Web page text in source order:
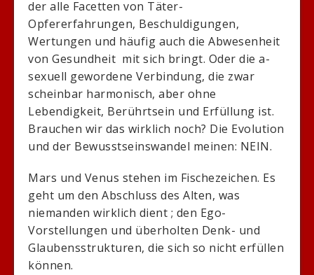
der alle Facetten von Täter-
Opfererfahrungen, Beschuldigungen,
Wertungen und häufig auch die Abwesenheit
von Gesundheit mit sich bringt. Oder die a-
sexuell gewordene Verbindung, die zwar
scheinbar harmonisch, aber ohne
Lebendigkeit, Berührtsein und Erfüllung ist.
Brauchen wir das wirklich noch? Die Evolution
und der Bewusstseinswandel meinen: NEIN.
Mars und Venus stehen im Fischezeichen. Es
geht um den Abschluss des Alten, was
niemanden wirklich dient ; den Ego-
Vorstellungen und überholten Denk- und
Glaubensstrukturen, die sich so nicht erfüllen
können.